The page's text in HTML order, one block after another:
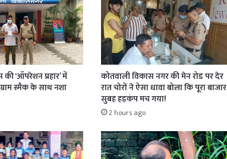
‘ऑपरेशन प्रहार’ में
ग्राम स्मैक के साथ नशा
कोतवाली विकास नगर की मेन रोड पर देर
रात चोरों ने ऐसा धावा बोला कि पूरा बाजार
सुबह हड़कंप मच गया!
2 hours ago